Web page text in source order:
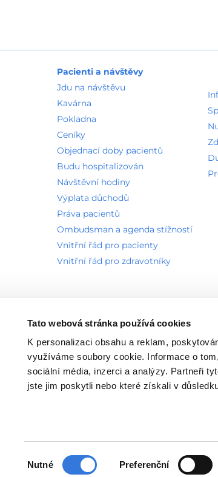
Tato webová stránka používá cookies
K personalizaci obsahu a reklam,
využíváme soubory cookie. Informace o
sociální média, inzerci a analýzy. Partneři
jste jim poskytli nebo které získali v
Nutné Preferenční
Pacienti a návštěvy
Jdu na návštěvu
Kavárna
Pokladna
Ceníky
Objednací doby pacientů
Budu hospitalizován
Návštěvní hodiny
Výplata důchodů
Práva pacientů
Ombudsman a agenda stížností
Vnitřní řád pro pacienty
Vnitřní řád pro zdravotníky
informaceGDPRSeznam používaných zkratek